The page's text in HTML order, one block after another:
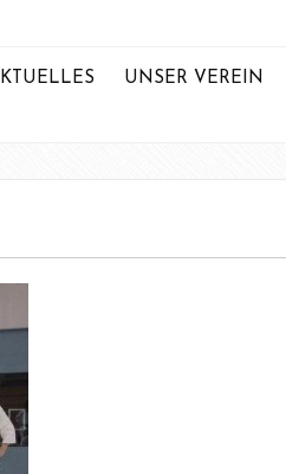
UNSER VEREIN